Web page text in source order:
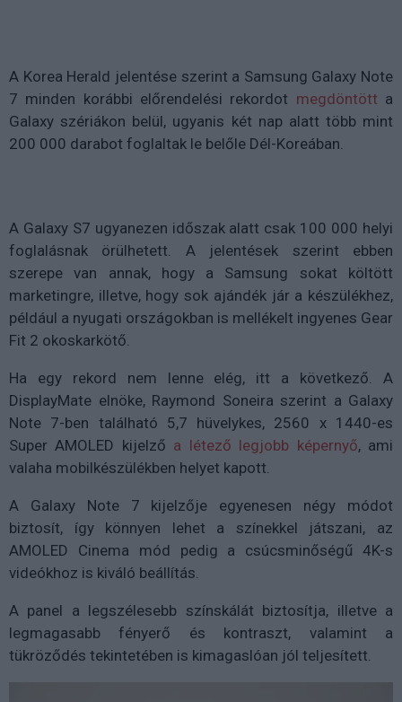
A Korea Herald jelentése szerint a Samsung Galaxy Note
7 minden korábbi előrendelési rekordot megdöntött a
Galaxy szériákon belül, ugyanis két nap alatt több mint
200 000 darabot foglaltak le belőle Dél-Koreában.
A Galaxy S7 ugyanezen időszak alatt csak 100 000 helyi
foglalásnak örülhetett. A jelentések szerint ebben
szerepe van annak, hogy a Samsung sokat költött
marketingre, illetve, hogy sok ajándék jár a készülékhez,
például a nyugati országokban is mellékelt ingyenes Gear
Fit 2 okoskarkötő.
Ha egy rekord nem lenne elég, itt a következő. A
DisplayMate elnöke, Raymond Soneira szerint a Galaxy
Note 7-ben található 5,7 hüvelykes, 2560 x 1440-es
Super AMOLED kijelző a létező legjobb képernyő, ami
valaha mobilkészülékben helyet kapott.
A Galaxy Note 7 kijelzője egyenesen négy módot
biztosít, így könnyen lehet a színekkel játszani, az
AMOLED Cinema mód pedig a csúcsminőségű 4K-s
videókhoz is kiváló beállítás.
A panel a legszélesebb színskálát biztosítja, illetve a
legmagasabb fényerő és kontraszt, valamint a
tükröződés tekintetében is kimagaslóan jól teljesített.